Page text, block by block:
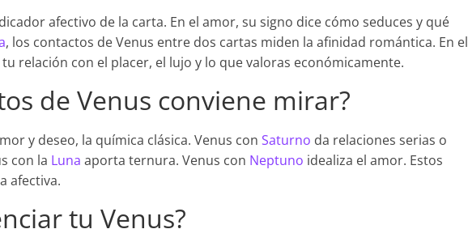
afectivo de la carta. En el amor, su signo dice cómo seduces y qué
, los contactos de Venus entre dos cartas miden la afinidad romántica. En el
relación con el placer, el lujo y lo que valoras económicamente.
de Venus conviene mirar?
y deseo, la química clásica. Venus con Saturno da relaciones serias o
con la Luna aporta ternura. Venus con Neptuno idealiza el amor. Estos
afectiva.
tu Venus?